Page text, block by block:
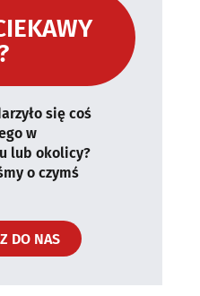
się coś
w
lub okolicy?
o czymś
DO NAS